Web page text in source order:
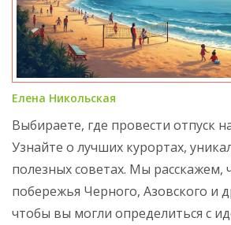
Елена Никольская
Выбираете, где провести отпуск
Узнайте о лучших курортах,
полезных советах. Мы расскажем,
побережья Черного, Азовского и
чтобы вы могли определиться с